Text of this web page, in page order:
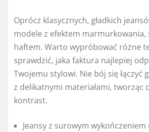
Oprócz klasycznych, gładkich
modele z efektem marmurkowania,
haftem. Warto wypróbować różne
sprawdzić, jaka faktura najlepiej
Twojemu stylowi. Nie bój się łączyć
z delikatnymi materiałami, tworząc
kontrast.
Jeansy z surowym wykończeniem